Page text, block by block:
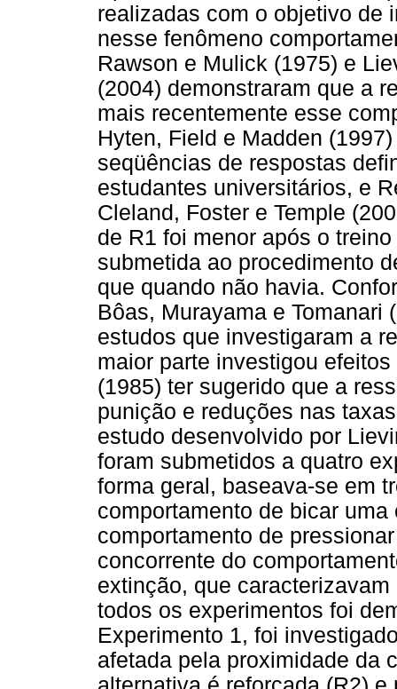
realizadas com o objetivo de
nesse fenômeno
Rawson e Mulick (1975) e
(2004) demonstraram que a
mais recentemente esse
Hyten, Field e Madden
seqüências de respostas
estudantes universitários, e
Cleland, Foster e Temple
de R1 foi menor após o
submetida ao procedimento
que quando não havia.
Bôas, Murayama e Tomanari
estudos que investigaram a
maior parte investigou
(1985) ter sugerido que a
punição e reduções nas
estudo desenvolvido por
foram submetidos a quatro
forma geral, baseava-se em
comportamento de bicar
comportamento de
concorrente do
extinção, que
todos os experimentos foi
Experimento 1, foi
afetada pela proximidade da